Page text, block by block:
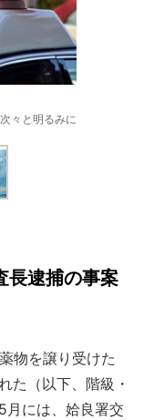
々と明るみに
長逮捕の事案
物を譲り受けた
た（以下、階級・
月には、姶良署交